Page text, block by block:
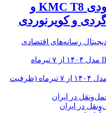
مقایسه قابلیت‌های آفرودی KMC T8 و
رسانه‌های اقتصادی
شروع فروش تیگو ۸ پرومکس IE مدل ۱۴۰۴ از ۷ تیرماه (ظرفیت
در ایران